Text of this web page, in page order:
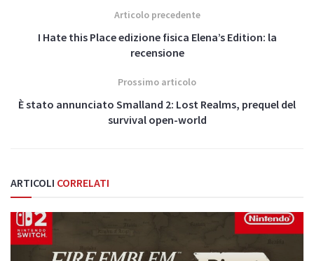
Articolo precedente
I Hate this Place edizione fisica Elena’s Edition: la
recensione
Prossimo articolo
È stato annunciato Smalland 2: Lost Realms, prequel del
survival open-world
ARTICOLI CORRELATI